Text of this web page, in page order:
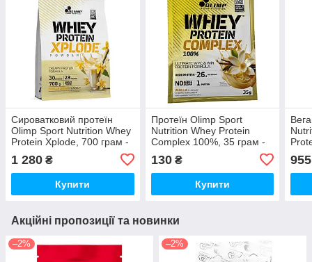
Сироватковий протеїн
Olimp Sport Nutrition Whey
Protein Xplode, 700 грам -
1 280 ₴
Купити
Протеїн Olimp Sport
Nutrition Whey Protein
Complex 100%, 35 грам -
130₴
Купити
955
Акційні пропозиції та новинки
–2% –2%